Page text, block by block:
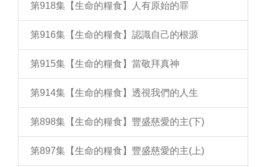
第918集【生命的糧食】人有原始的罪
第916集【生命的糧食】認識自己的根源
第915集【生命的糧食】當敬拜真神
第914集【生命的糧食】透視我們的人生
第898集【生命的糧食】豐盛慈愛的主(下)
第897集【生命的糧食】豐盛慈愛的主(上)